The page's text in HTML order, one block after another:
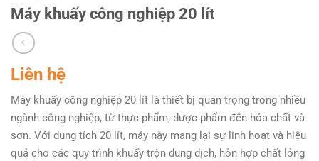
Máy khuấy công nghiệp 20 lít
Liên hệ
Máy khuấy công nghiệp 20 lít là thiết bị quan trọng trong nhiều
ngành công nghiệp, từ thực phẩm, dược phẩm đến hóa chất và
sơn. Với dung tích 20 lít, máy này mang lại sự linh hoạt và hiệu
quả cho các quy trình khuấy trộn dung dịch, hỗn hợp chất lỏng